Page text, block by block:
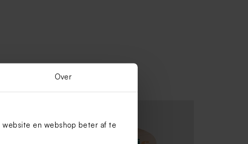
Over
en webshop beter af te